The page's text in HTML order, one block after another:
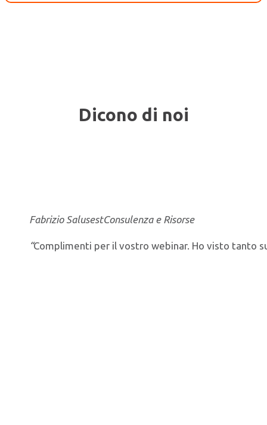
Dicono di noi
Fabrizio SalusestConsulenza e Risorse
“Complimenti per il vostro webinar. Ho visto tanto